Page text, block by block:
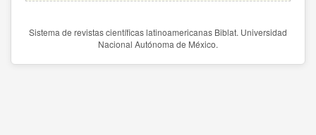
Sistema de revistas científicas latinoamericanas Biblat. Universidad
Nacional Autónoma de México.